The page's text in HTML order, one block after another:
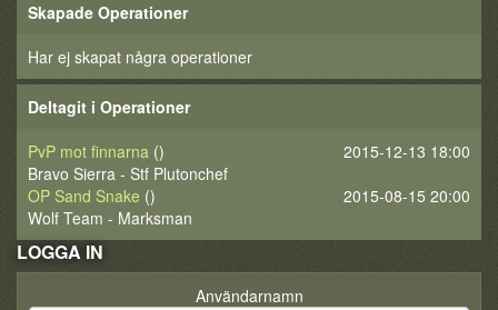
Skapade Operationer
Har ej skapat några operationer
Deltagit i Operationer
2015-12-13 18:00
PvP mot finnarna ()
Bravo Sierra - Stf Plutonchef
2015-08-15 20:00
OP Sand Snake ()
Wolf Team - Marksman
LOGGA IN
Användarnamn